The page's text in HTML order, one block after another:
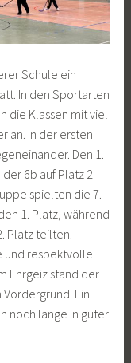
Schule ein
In den Sportarten
die Klassen mit viel
an. In der ersten
Den 1.
6b auf Platz 2
spielten die 7.
1. Platz, während
Platz teilten.
und respektvolle
Ehrgeiz stand der
Ein
noch lange in guter